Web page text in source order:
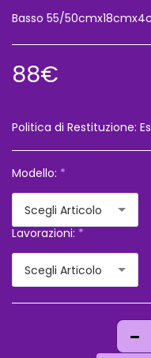
Basso 55/
88€
Politica di Restituzione: Essendo una vendita a distanza il cliente ha
Modello: *
Scegli Articolo
Lavorazioni: *
Scegli Articolo